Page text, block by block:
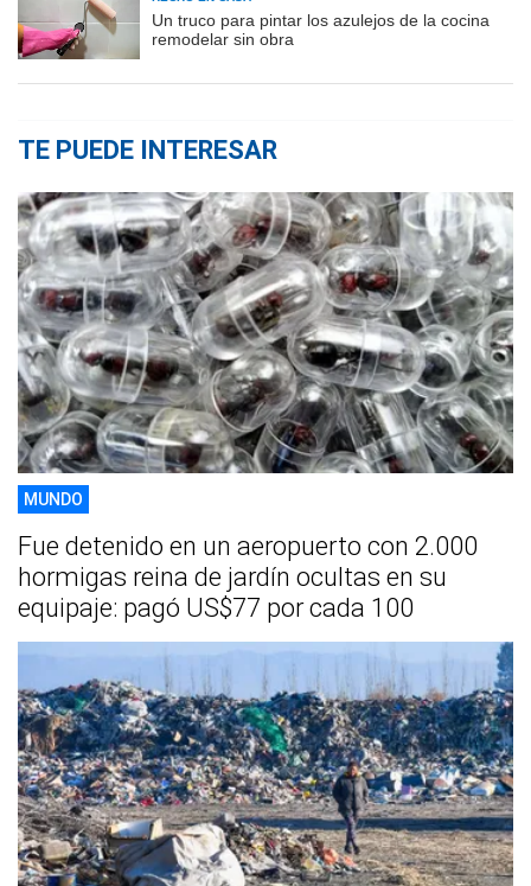
Un truco para pintar los azulejos de la cocina
remodelar sin obra
TE PUEDE INTERESAR
MUNDO
Fue detenido en un aeropuerto con 2.000
hormigas reina de jardín ocultas en su
equipaje: pagó US$77 por cada 100